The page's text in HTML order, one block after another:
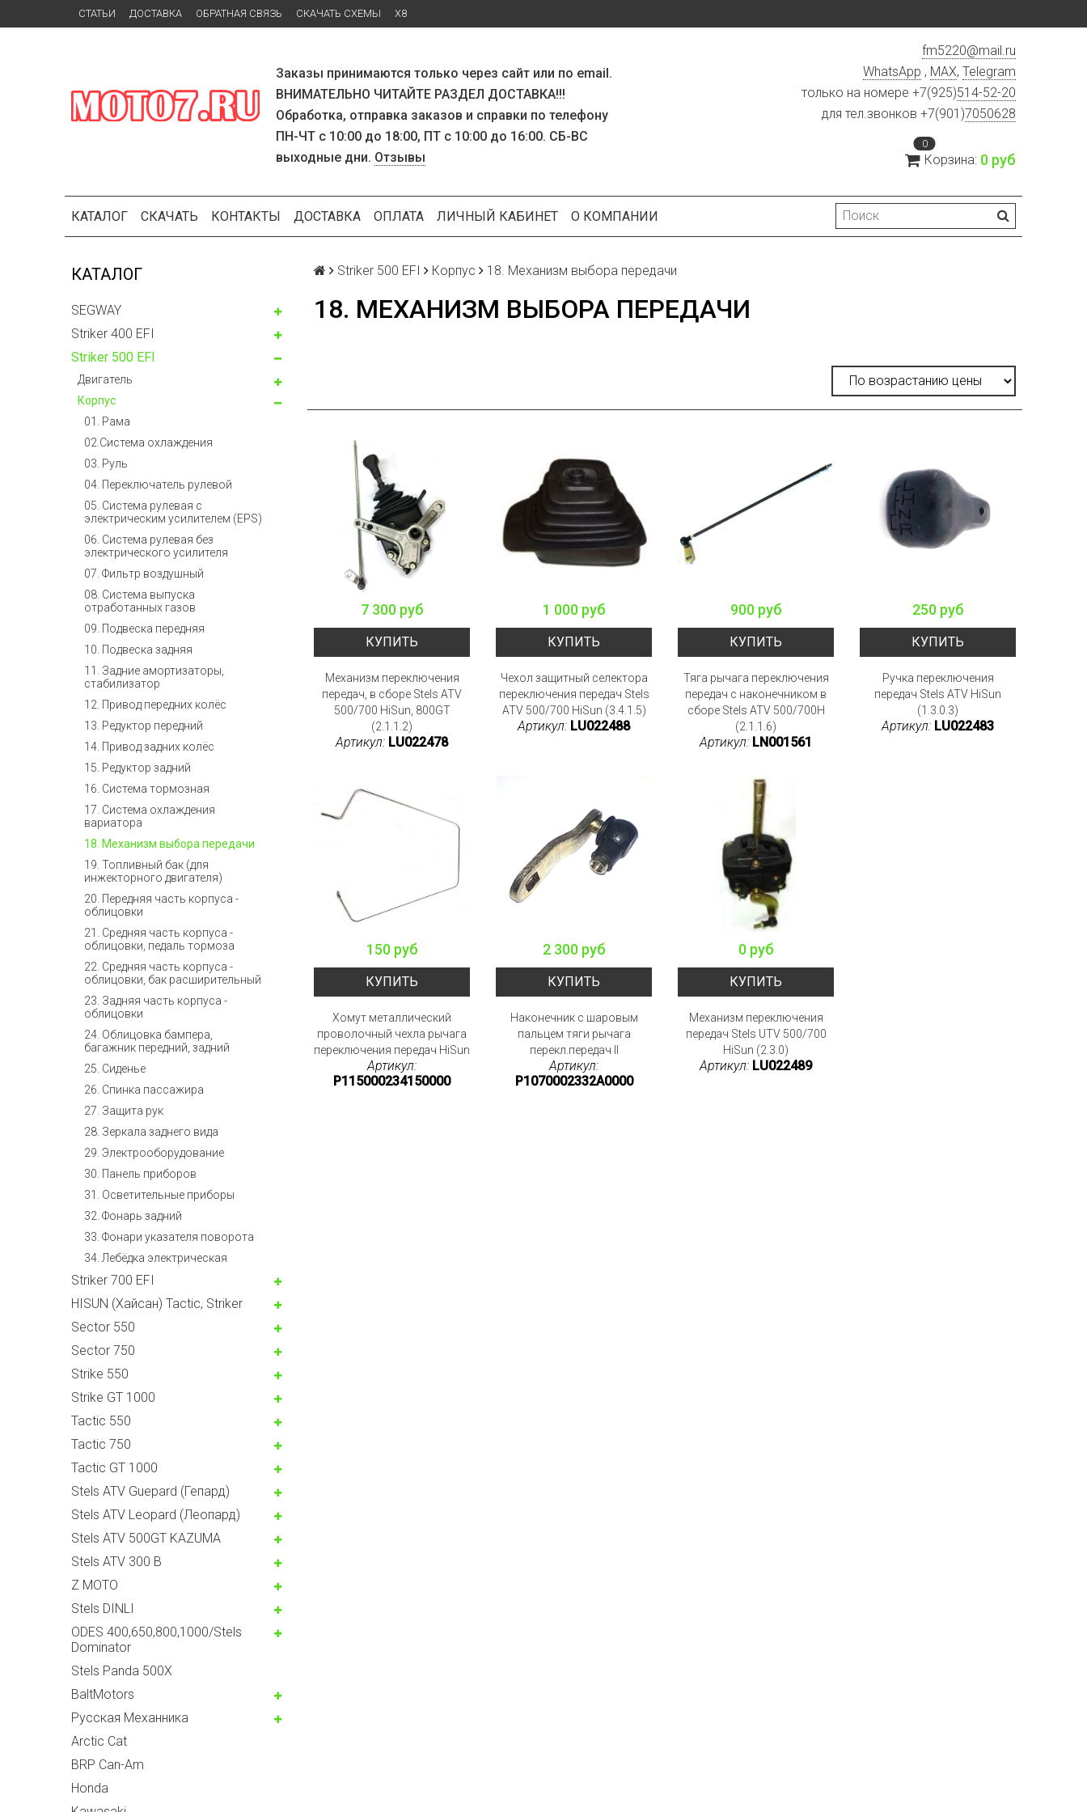
СТАТЬИ ДОСТАВКА ОБРАТНАЯ СВЯЗЬ СКАЧАТЬ СХЕМЫ X8
Заказы принимаются только через сайт или по email.
ВНИМАТЕЛЬНО ЧИТАЙТЕ РАЗДЕЛ ДОСТАВКА!!!
Обработка, отправка заказов и справки по телефону
ПН-ЧТ с 10:00 до 18:00, ПТ с 10:00 до 16:00. СБ-ВС
выходные дни. Отзывы
fm5220@mail.ru
WhatsApp , MAX, Telegram
только на номере +7(925)514-52-20
для тел.звонков +7(901)7050628
0
Корзина: 0 руб
КАТАЛОГ СКАЧАТЬ КОНТАКТЫ ДОСТАВКА ОПЛАТА ЛИЧНЫЙ КАБИНЕТ О КОМПАНИИ
КАТАЛОГ
SEGWAY
Striker 400 EFI
Striker 500 EFI
Двигатель
Корпус
01. Рама
02.Система охлаждения
03. Руль
04. Переключатель рулевой
05. Система рулевая с
электрическим усилителем (EPS)
06. Система рулевая без
электрического усилителя
07. Фильтр воздушный
08. Система выпуска
отработанных газов
09. Подвеска передняя
10. Подвеска задняя
11. Задние амортизаторы,
стабилизатор
12. Привод передних колёс
13. Редуктор передний
14. Привод задних колёс
15. Редуктор задний
16. Система тормозная
17. Система охлаждения
вариатора
18. Механизм выбора передачи
19. Топливный бак (для
инжекторного двигателя)
20. Передняя часть корпуса -
облицовки
21. Средняя часть корпуса -
облицовки, педаль тормоза
22. Средняя часть корпуса -
облицовки, бак расширительный
23. Задняя часть корпуса -
облицовки
24. Облицовка бампера,
багажник передний, задний
25. Сиденье
26. Спинка пассажира
27. Защита рук
28. Зеркала заднего вида
29. Электрооборудование
30. Панель приборов
31. Oсветительные приборы
32. Фонарь задний
33. Фонари указателя поворота
34. Лебёдка электрическая
Striker 700 EFI
HISUN (Хайсан) Tactic, Striker
Sector 550
Sector 750
Strike 550
Strike GT 1000
Tactic 550
Tactic 750
Tactic GT 1000
Stels ATV Guepard (Гепард)
Stels ATV Leopard (Леопард)
Stels ATV 500GT KAZUMA
Stels ATV 300 B
Z MOTO
Stels DINLI
ODES 400,650,800,1000/Stels
Dominator
Stels Panda 500X
BaltMotors
Русская Механника
Arctic Cat
BRP Can-Am
Honda
Striker 500 EFI Корпус 18. Механизм выбора передачи
18. МЕХАНИЗМ ВЫБОРА ПЕРЕДАЧИ
7 300 руб
КУПИТЬ
Механизм переключения
передач, в сборе Stels ATV
500/700 HiSun, 800GT
(2.1.1.2)
Артикул: LU022478
1 000 руб
КУПИТЬ
Чехол защитный селектора
переключения передач Stels
ATV 500/700 HiSun (3.4.1.5)
Артикул: LU022488
900 руб
КУПИТЬ
Тяга рычага переключения
передач с наконечником в
сборе Stels ATV 500/700H
(2.1.1.6)
Артикул: LN001561
250 руб
КУПИТЬ
Ручка переключения
передач Stels ATV HiSun
(1.3.0.3)
Артикул: LU022483
150 руб
КУПИТЬ
Хомут металлический
проволочный чехла рычага
переключения передач HiSun
Артикул:
P115000234150000
2 300 руб
КУПИТЬ
Наконечник с шаровым
пальцем тяги рычага
перекл.передач II
Артикул:
P1070002332A0000
0 руб
КУПИТЬ
Механизм переключения
передач Stels UTV 500/700
HiSun (2.3.0)
Артикул: LU022489